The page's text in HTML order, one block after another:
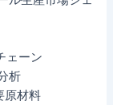
ェーン
析
原材料